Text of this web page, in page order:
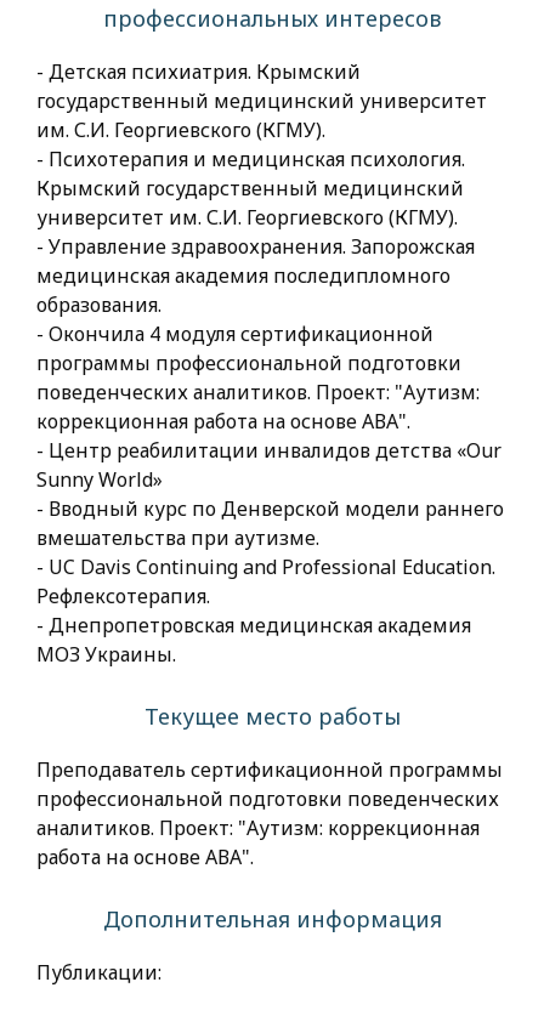
профессиональных интересов
- Детская психиатрия. Крымский
государственный медицинский университет
им. С.И. Георгиевского (КГМУ).
- Психотерапия и медицинская психология.
Крымский государственный медицинский
университет им. С.И. Георгиевского (КГМУ).
- Управление здравоохранения. Запорожская
медицинская академия последипломного
образования.
- Окончила 4 модуля сертификационной
программы профессиональной подготовки
поведенческих аналитиков. Проект: "Аутизм:
коррекционная работа на основе АВА".
- Центр реабилитации инвалидов детства «Our
Sunny World»
- Вводный курс по Денверской модели раннего
вмешательства при аутизме.
- UC Davis Continuing and Professional Education.
Рефлексотерапия.
- Днепропетровская медицинская академия
МОЗ Украины.
Текущее место работы
Преподаватель сертификационной программы
профессиональной подготовки поведенческих
аналитиков. Проект: "Аутизм: коррекционная
работа на основе АВА".
Дополнительная информация
Публикации: